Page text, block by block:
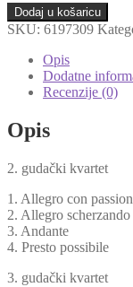
Gudački
Kvartet
Bruno
Bjelinski
Kvarteti
(CD)
Dodaj u košaricu
SKU: 6197309
Opis
Dodatne
Recenzije (0)
Opis
2. gudački kvartet
1. Allegro con
2. Allegro
3. Andante
4. Presto possibile
3. gudački kvartet